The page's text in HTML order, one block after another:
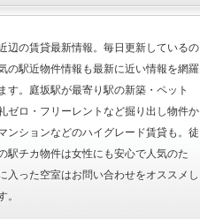
辺の賃貸最新情報。毎日更新しているの
の駅近物件情報も最新に近い情報を網羅
す。庭坂駅が最寄り駅の新築・ペット
ゼロ・フリーレントなど掘り出し物件か
ンションなどのハイグレード賃貸も。徒
駅チカ物件は女性にも安心で人気のた
入った空室はお問い合わせをオススメし
。